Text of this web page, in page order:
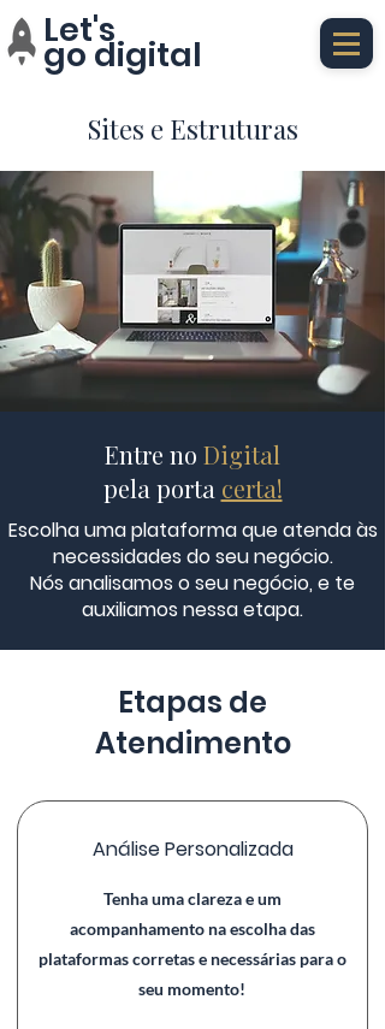
Let's
go digital
Sites e Estruturas
Entre no Digital
pela porta certa!
Escolha uma plataforma que atenda às
necessidades do seu negócio.
Nós analisamos o seu negócio, e te
auxiliamos nessa etapa.
Etapas de
Atendimento
Análise Personalizada
Tenha uma clareza e um
acompanhamento na escolha das
plataformas corretas e necessárias para o
seu momento!